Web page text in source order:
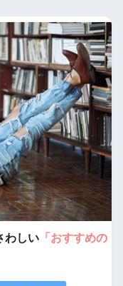
わしい 「おすすめの